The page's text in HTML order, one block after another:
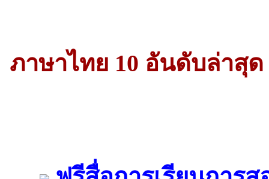
ภาษาไทย 10 อันดับล่าสุด